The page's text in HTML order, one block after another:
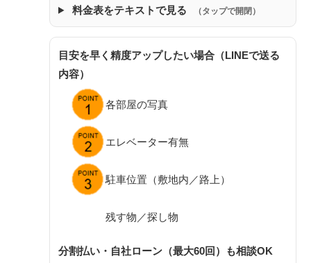
料金表をテキストで見る （タップで開閉）
目安を早く精度アップしたい場合（LINEで送る
内容）
各部屋の写真
エレベーター有無
駐車位置（敷地内／路上）
残す物／探し物
分割払い・自社ローン（最大60回）も相談OK